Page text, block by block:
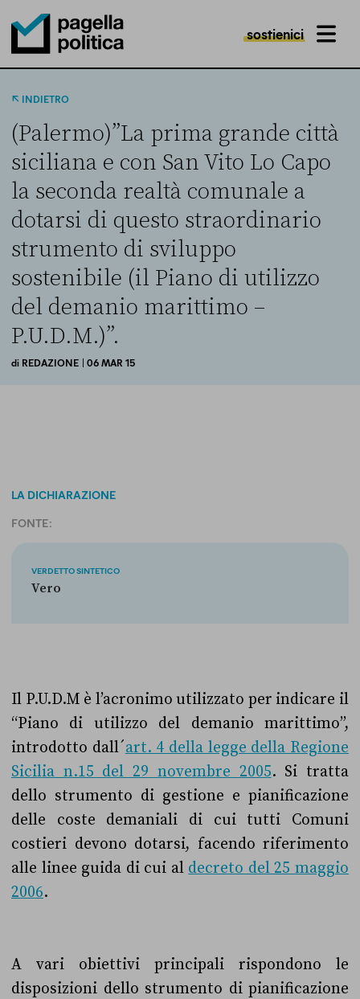
Pagella Politica Logo
sostienici MENU
INDIETRO
(Palermo)”La prima grande città
siciliana e con San Vito Lo Capo
la seconda realtà comunale a
dotarsi di questo straordinario
strumento di sviluppo
sostenibile (il Piano di utilizzo
del demanio marittimo –
P.U.D.M.)”.
di REDAZIONE | 06 MAR 15
LA DICHIARAZIONE
FONTE:
VERDETTO SINTETICO
Vero
Il P.U.D.M è l’acronimo utilizzato per indicare il
“Piano di utilizzo del demanio marittimo”,
introdotto dall´art. 4 della legge della Regione
Sicilia n.15 del 29 novembre 2005. Si tratta
dello strumento di gestione e pianificazione
delle coste demaniali di cui tutti Comuni
costieri devono dotarsi, facendo riferimento
alle linee guida di cui al decreto del 25 maggio
2006.
A vari obiettivi principali rispondono le
disposizioni dello strumento di pianificazione